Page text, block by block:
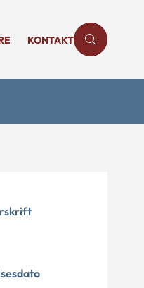
KONTAKT